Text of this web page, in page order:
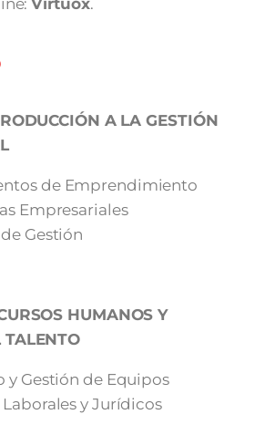
Virtuox.
A LA GESTIÓN
de Emprendimiento
Empresariales
Gestión
HUMANOS Y
TALENTO
y Gestión de Equipos
y Jurídicos